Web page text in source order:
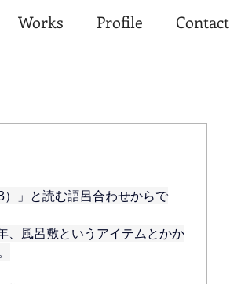
Works Profile Contact
）」と読む語呂合わせからで
、風呂敷というアイテムとかか